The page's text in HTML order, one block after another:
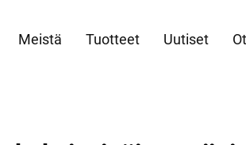
Meistä Tuotteet Uutiset